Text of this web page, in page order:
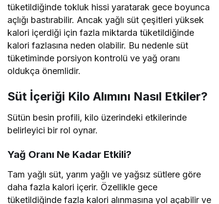
tüketildiğinde tokluk hissi yaratarak gece boyunca
açlığı bastırabilir. Ancak yağlı süt çeşitleri yüksek
kalori içerdiği için fazla miktarda tüketildiğinde
kalori fazlasına neden olabilir. Bu nedenle süt
tüketiminde porsiyon kontrolü ve yağ oranı
oldukça önemlidir.
Süt İçeriği Kilo Alımını Nasıl Etkiler?
Sütün besin profili, kilo üzerindeki etkilerinde
belirleyici bir rol oynar.
Yağ Oranı Ne Kadar Etkili?
Tam yağlı süt, yarım yağlı ve yağsız sütlere göre
daha fazla kalori içerir. Özellikle gece
tüketildiğinde fazla kalori alınmasına yol açabilir ve